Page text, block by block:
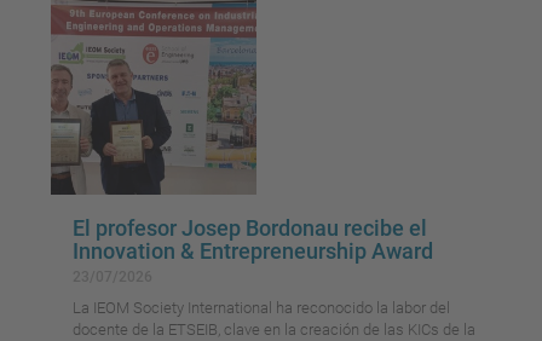
El profesor Josep Bordonau recibe el
Innovation & Entrepreneurship Award
La IEOM Society International ha reconocido la labor del
docente de la ETSEIB, clave en la creación de las KICs de la